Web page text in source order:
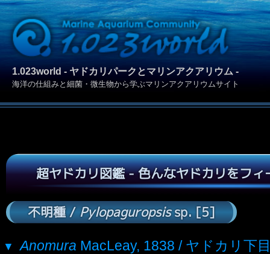
1.023world - ヤドカリパークとマリンアクアリウム -
海洋の仕組みと細菌・微生物から学ぶマリンアクアリウムサイト
超ヤドカリ図鑑 - 色んなヤドカリをフ
不明種 /Pylopaguropsissp. [5]
Anomura MacLeay, 1838 / ヤドカリ下